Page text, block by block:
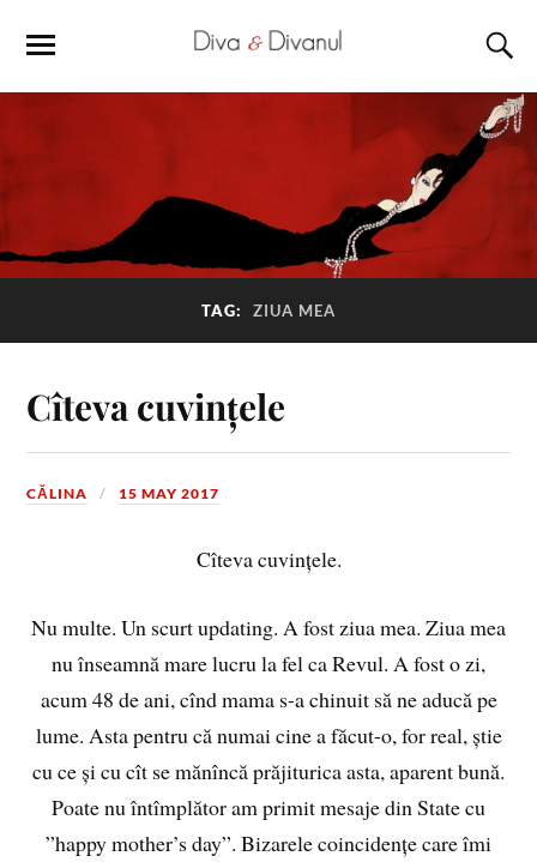
TAG: ZIUA MEA
Cîteva cuvințele
CĂLINA 15 MAY 2017
Cîteva cuvințele.
Nu multe. Un scurt updating. A fost ziua mea. Ziua mea
nu înseamnă mare lucru la fel ca Revul. A fost o zi,
acum 48 de ani, cînd mama s-a chinuit să ne aducă pe
lume. Asta pentru că numai cine a făcut-o, for real, știe
cu ce și cu cît se mănîncă prăjiturica asta, aparent bună.
Poate nu întîmplător am primit mesaje din State cu
”happy mother’s day”. Bizarele coincidențe care îmi